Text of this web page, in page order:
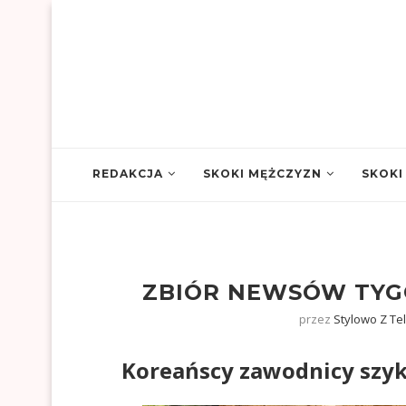
REDAKCJA SKOKI MĘŻCZYZN
ZBIÓR NEWSÓW
przez Stylowo Z
Koreańscy zawodnicy